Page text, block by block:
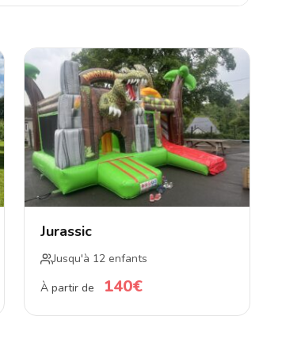
Jurassic
Jusqu'à 12 enfants
À partir de
140€